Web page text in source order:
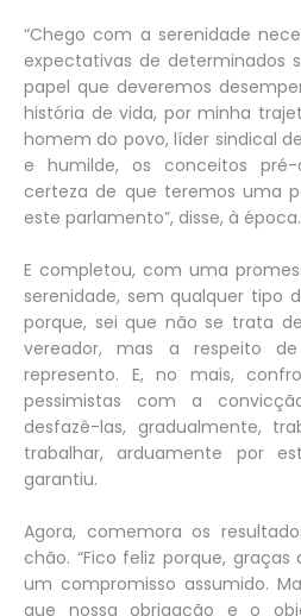
“Chego com a serenidade
expectativas de determinados
papel que deveremos
história de vida, por minha
homem do povo, líder sindical
e humilde, os conceitos pré-
certeza de que teremos uma
este parlamento”, disse, à época.
E completou, com uma
serenidade, sem qualquer tipo
porque, sei que não se trata
vereador, mas a respeito
represento. E, no mais,
pessimistas com a
desfazê-las, gradualmente,
trabalhar, arduamente por
garantiu.
Agora, comemora os
chão. “Fico feliz porque,
um compromisso assumido.
que nossa obrigação e o